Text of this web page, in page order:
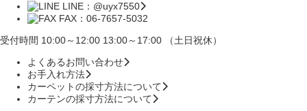
LINE：@uyx7550
FAX：06-7657-5032
受付時間 10:00～12:00 13:00～17:00 （土日祝休）
よくあるお問い合わせ
お手入れ方法
カーペットの採寸方法について
カーテンの採寸方法について